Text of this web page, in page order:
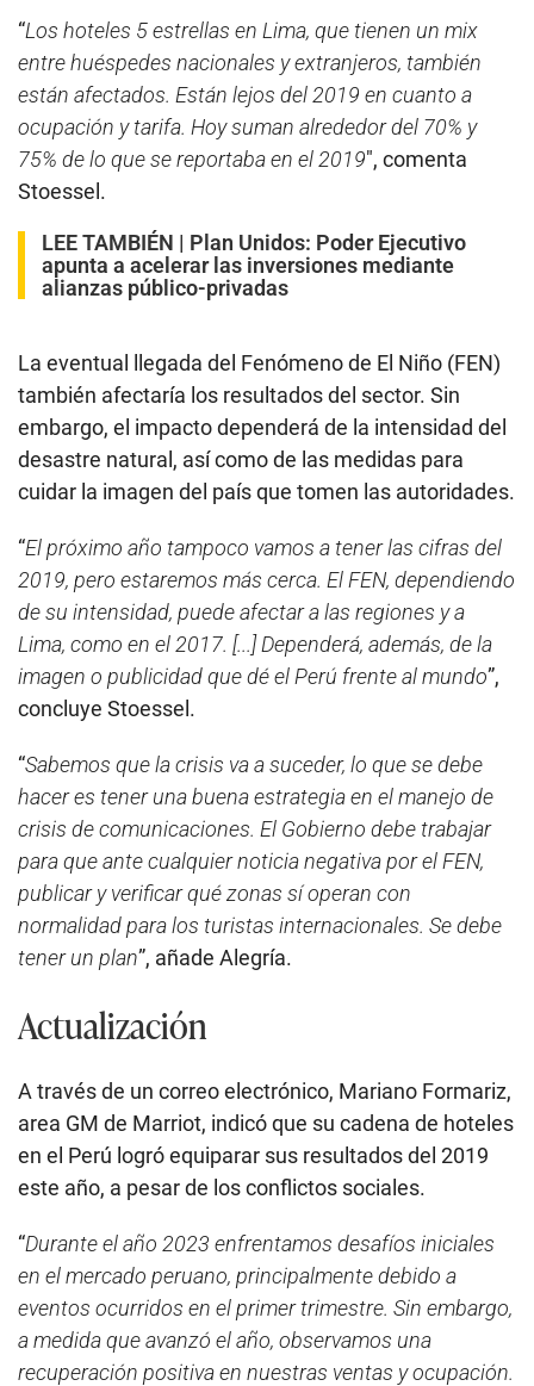
“Los hoteles 5 estrellas en Lima, que tienen un mix
entre huéspedes nacionales y extranjeros, también
están afectados. Están lejos del 2019 en cuanto a
ocupación y tarifa. Hoy suman alrededor del 70% y
75% de lo que se reportaba en el 2019″, comenta
Stoessel.
LEE TAMBIÉN | Plan Unidos: Poder Ejecutivo
apunta a acelerar las inversiones mediante
alianzas público-privadas
La eventual llegada del Fenómeno de El Niño (FEN)
también afectaría los resultados del sector. Sin
embargo, el impacto dependerá de la intensidad del
desastre natural, así como de las medidas para
cuidar la imagen del país que tomen las autoridades.
“El próximo año tampoco vamos a tener las cifras del
2019, pero estaremos más cerca. El FEN, dependiendo
de su intensidad, puede afectar a las regiones y a
Lima, como en el 2017. [...] Dependerá, además, de la
imagen o publicidad que dé el Perú frente al mundo”,
concluye Stoessel.
“Sabemos que la crisis va a suceder, lo que se debe
hacer es tener una buena estrategia en el manejo de
crisis de comunicaciones. El Gobierno debe trabajar
para que ante cualquier noticia negativa por el FEN,
publicar y verificar qué zonas sí operan con
normalidad para los turistas internacionales. Se debe
tener un plan”, añade Alegría.
Actualización
A través de un correo electrónico, Mariano Formariz,
area GM de Marriot, indicó que su cadena de hoteles
en el Perú logró equiparar sus resultados del 2019
este año, a pesar de los conflictos sociales.
“Durante el año 2023 enfrentamos desafíos iniciales
en el mercado peruano, principalmente debido a
eventos ocurridos en el primer trimestre. Sin embargo,
a medida que avanzó el año, observamos una
recuperación positiva en nuestras ventas y ocupación.